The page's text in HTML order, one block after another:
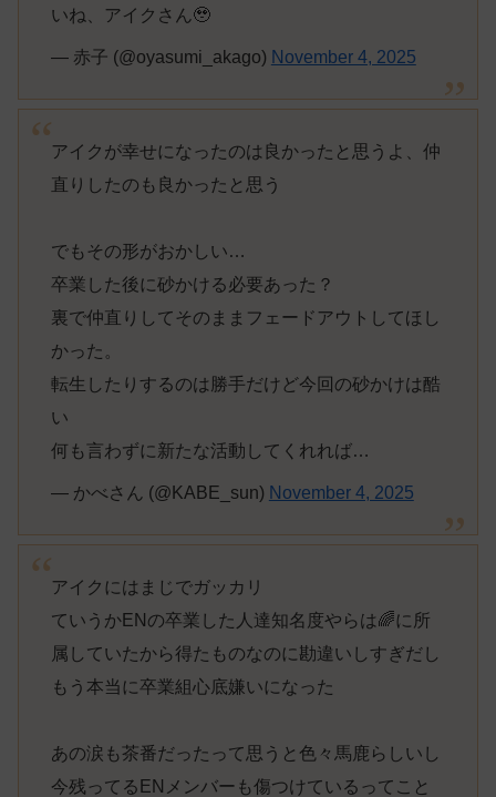
いね、アイクさん🥹
— 赤子 (@oyasumi_akago) November 4, 2025
アイクが幸せになったのは良かったと思うよ、仲
直りしたのも良かったと思う
でもその形がおかしい…
卒業した後に砂かける必要あった？
裏で仲直りしてそのままフェードアウトしてほし
かった。
転生したりするのは勝手だけど今回の砂かけは酷
い
何も言わずに新たな活動してくれれば…
— かべさん (@KABE_sun) November 4, 2025
アイクにはまじでガッカリ
ていうかENの卒業した人達知名度やらは🌈に所
属していたから得たものなのに勘違いしすぎだし
もう本当に卒業組心底嫌いになった
あの涙も茶番だったって思うと色々馬鹿らしいし
今残ってるENメンバーも傷つけているってこと